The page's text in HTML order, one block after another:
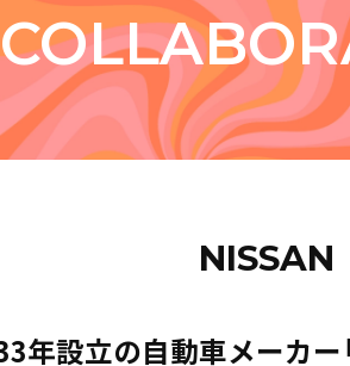
NISSAN
年設立の自動車メーカー